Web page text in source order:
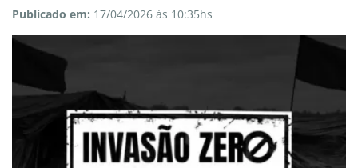
Publicado em: 17/04/2026 às 10:35hs